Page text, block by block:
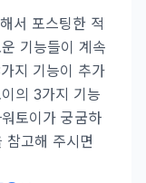
서 포스팅한 적
기능들이 계속
지 기능이 추가
의 3가지 기능
토이가 궁굼하
참고해 주시면